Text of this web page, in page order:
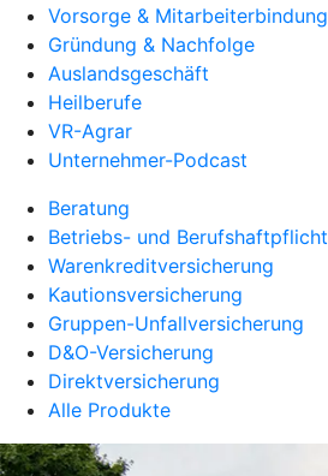
Vorsorge & Mitarbeiterbindung
Gründung & Nachfolge
Auslandsgeschäft
Heilberufe
VR-Agrar
Unternehmer-Podcast
Beratung
Betriebs- und Berufshaftpflicht
Warenkreditversicherung
Kautionsversicherung
Gruppen-Unfallversicherung
D&O-Versicherung
Direktversicherung
Alle Produkte